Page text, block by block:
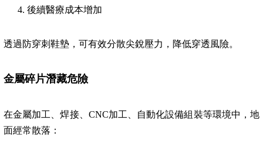
後續醫療成本增加
透過防穿刺鞋墊，可有效分散尖銳壓力，降低穿透風險。
金屬碎片潛藏危險
在金屬加工、焊接、CNC加工、自動化設備組裝等環境中，地
面經常散落：